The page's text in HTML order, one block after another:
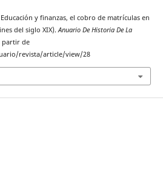
y finanzas, el cobro de matrículas en
del siglo XIX).Anuario De Historia De La
partir de
revista/article/view/28